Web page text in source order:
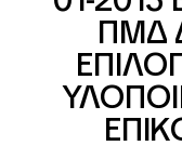
ΠΜΔ